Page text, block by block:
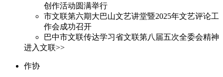
创作活动圆满举行
市文联第六期大巴山文艺讲堂暨2025年文艺评论工
作会成功召开
巴中市文联传达学习省文联第八届五次全委会精神
进入文联>>
作协